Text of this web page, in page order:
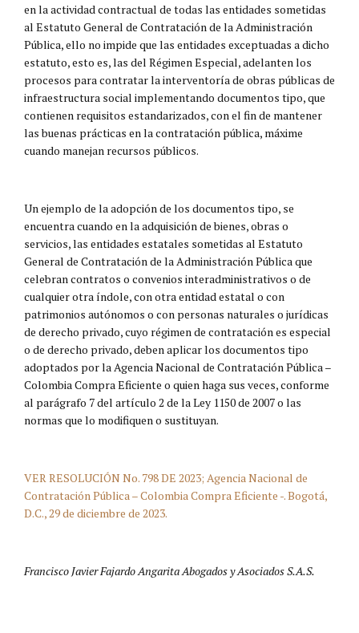
en la actividad contractual de todas las entidades sometidas
al Estatuto General de Contratación de la Administración
Pública, ello no impide que las entidades exceptuadas a dicho
estatuto, esto es, las del Régimen Especial, adelanten los
procesos para contratar la interventoría de obras públicas de
infraestructura social implementando documentos tipo, que
contienen requisitos estandarizados, con el fin de mantener
las buenas prácticas en la contratación pública, máxime
cuando manejan recursos públicos.
Un ejemplo de la adopción de los documentos tipo, se
encuentra cuando en la adquisición de bienes, obras o
servicios, las entidades estatales sometidas al Estatuto
General de Contratación de la Administración Pública que
celebran contratos o convenios interadministrativos o de
cualquier otra índole, con otra entidad estatal o con
patrimonios autónomos o con personas naturales o jurídicas
de derecho privado, cuyo régimen de contratación es especial
o de derecho privado, deben aplicar los documentos tipo
adoptados por la Agencia Nacional de Contratación Pública –
Colombia Compra Eficiente o quien haga sus veces, conforme
al parágrafo 7 del artículo 2 de la Ley 1150 de 2007 o las
normas que lo modifiquen o sustituyan.
VER RESOLUCIÓN No. 798 DE 2023; Agencia Nacional de
Contratación Pública – Colombia Compra Eficiente -. Bogotá,
D.C., 29 de diciembre de 2023.
Francisco Javier Fajardo Angarita Abogados y Asociados S.A.S.